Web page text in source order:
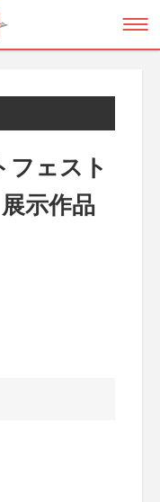
フェスト
示作品